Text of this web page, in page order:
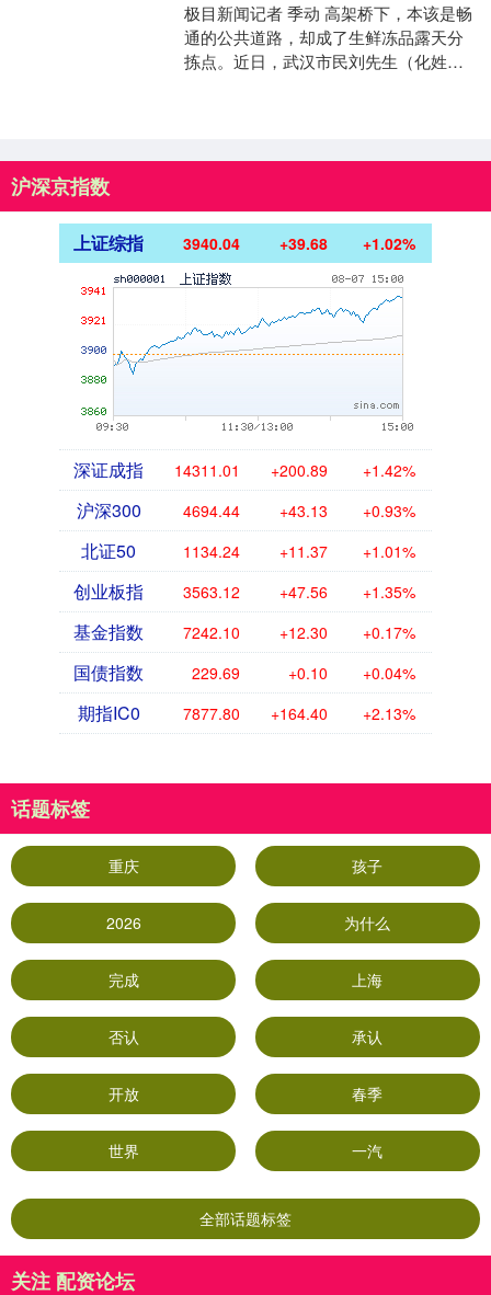
极目新闻记者 季动 高架桥下，本该是畅
通的公共道路，却成了生鲜冻品露天分
拣点。近日，武汉市民刘先生（化姓）
沪深京指数
上证综指 3940.04 +39.68 +1.02%
深证成指 14311.01 +200.89 +1.42%
沪深300 4694.44 +43.13 +0.93%
北证50 1134.24 +11.37 +1.01%
创业板指 3563.12 +47.56 +1.35%
基金指数 7242.10 +12.30 +0.17%
国债指数 229.69 +0.10 +0.04%
期指IC0 7877.80 +164.40 +2.13%
话题标签
重庆 孩子
2026 为什么
完成 上海
否认 承认
开放 春季
世界 一汽
全部话题标签
关注 配资论坛